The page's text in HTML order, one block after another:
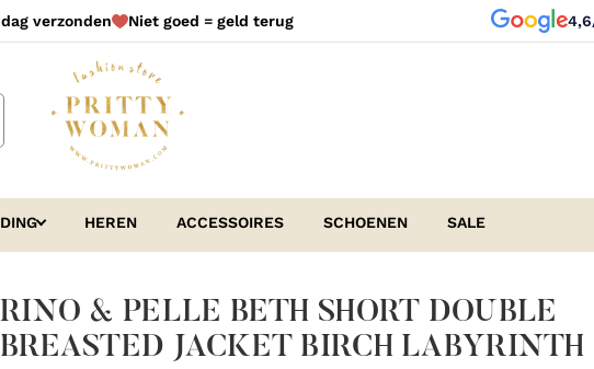
verzonden Niet goed = geld terug
HEREN ACCESSOIRES SCHOENEN SALE
RINO & PELLE BETH SHORT DOUBLE
BREASTED JACKET BIRCH LABYRINTH